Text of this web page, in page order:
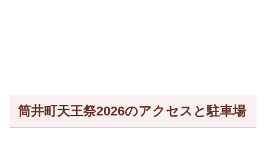
筒井町天王祭2026のアクセスと駐車場